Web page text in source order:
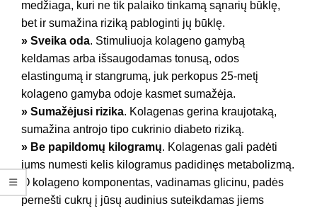
medžiaga, kuri ne tik palaiko tinkamą sąnarių būklę,
bet ir sumažina riziką pabloginti jų būklę.
» Sveika oda. Stimuliuoja kolageno gamybą
keldamas arba išsaugodamas tonusą, odos
elastingumą ir stangrumą, juk perkopus 25-metį
kolageno gamyba odoje kasmet sumažėja.
» Sumažėjusi rizika. Kolagenas gerina kraujotaką,
sumažina antrojo tipo cukrinio diabeto riziką.
» Be papildomų kilogramų. Kolagenas gali padėti
jums numesti kelis kilogramus padidinęs metabolizmą.
O kolageno komponentas, vadinamas glicinu, padės
pernešti cukrų į jūsų audinius suteikdamas jiems